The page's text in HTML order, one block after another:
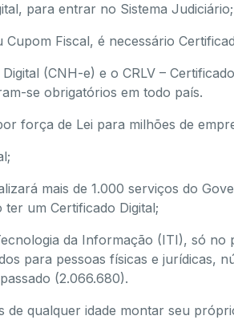
para entrar no Sistema Judiciário;
Fiscal, é necessário
(CNH-e) e o CRLV –
se obrigatórios em todo país.
força de Lei para milhões de
mais de 1.000 serviços do
um Certificado Digital;
da Informação (ITI), só no
para pessoas físicas e jurídicas,
(2.066.680).
qualquer idade montar seu